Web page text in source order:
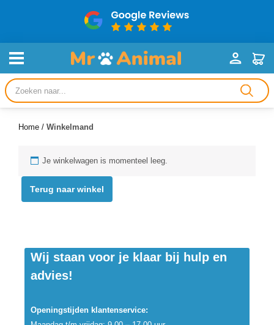
Producten
zoeken
Home / Winkelmand
Je winkelwagen is momenteel leeg.
Terug naar winkel
Wij staan voor je klaar bij hulp en
advies!
Openingstijden klantenservice: